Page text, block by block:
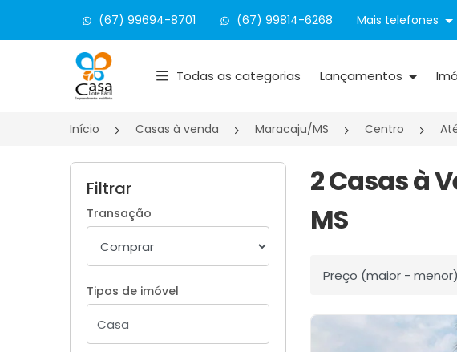
(67) 99694-8701 (67) 99814-6268 Mais telefones
Página inicial
Todas as categorias Lançamentos
Início Casas à venda Maracaju/MS Centro
Filtrar
Transação
Tipos de imóvel
2 Casas à
MS
Ordenar por